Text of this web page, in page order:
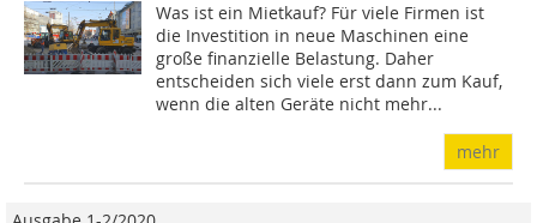
Was ist ein Mietkauf? Für viele Firmen ist
die Investition in neue Maschinen eine
große finanzielle Belastung. Daher
entscheiden sich viele erst dann zum Kauf,
wenn die alten Geräte nicht mehr...
mehr